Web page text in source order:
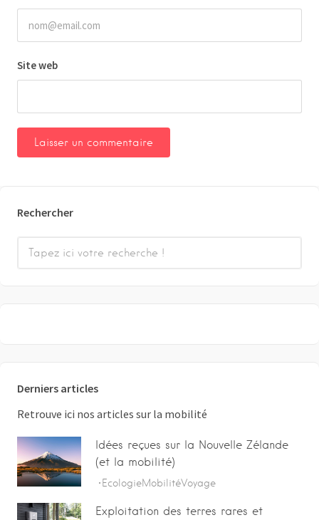
Site web
Rechercher
Derniers articles
Retrouve ici nos articles sur la mobilité
Idées reçues sur la Nouvelle Zélande
(et la mobilité)
EcologieMobilitéVoyage
Exploitation des terres rares et